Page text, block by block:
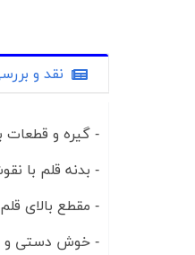
نقد و
- گیره و قطعات
- بدنه قلم با
- مقطع بالای
- خوش دستی و